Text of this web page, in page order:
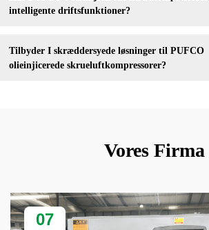
intelligente driftsfunktioner?
Tilbyder I skræddersyede løsninger til PUFCO
olieinjicerede skrueluftkompressorer?
Vores Firma
07